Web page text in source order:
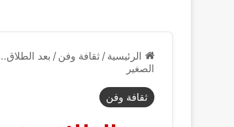
الرئيسية / ثقافة وفن / بعد
الصغير
ثقافة وفن